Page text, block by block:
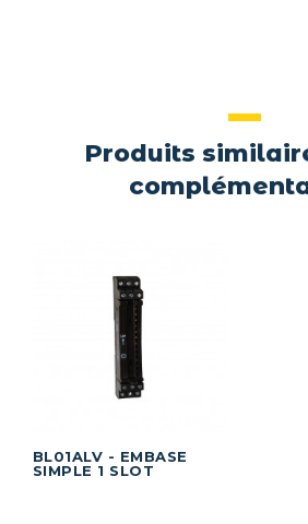
Produits
BL01ALV - EMBASE
SIMPLE 1 SLOT